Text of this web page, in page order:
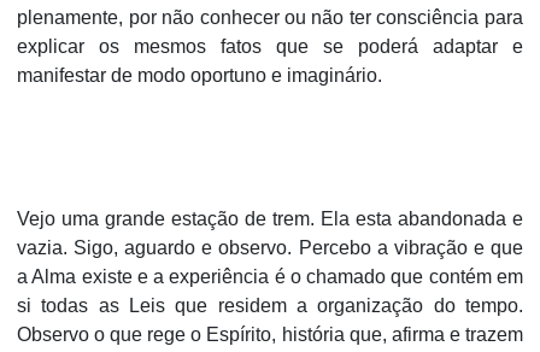
plenamente, por não conhecer ou não ter consciência para
explicar os mesmos fatos que se poderá adaptar e
manifestar de modo oportuno e imaginário.
Vejo uma grande estação de trem. Ela esta abandonada e
vazia. Sigo, aguardo e observo. Percebo a vibração e que
a Alma existe e a experiência é o cha­mado que contém em
si todas as Leis que residem a or­ganização do tempo.
Observo o que rege o Espírito, história que, afirma e trazem